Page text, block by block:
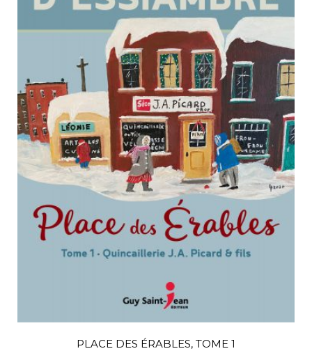
PLACE DES ÉRABLES, TOME 1